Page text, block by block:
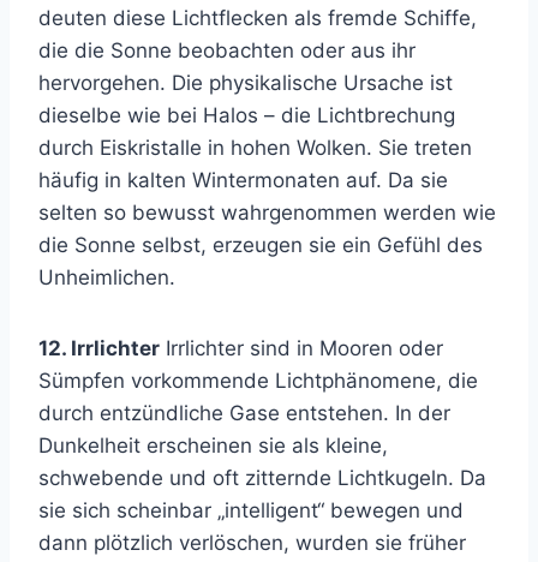
deuten diese Lichtflecken als fremde Schiffe,
die die Sonne beobachten oder aus ihr
hervorgehen. Die physikalische Ursache ist
dieselbe wie bei Halos – die Lichtbrechung
durch Eiskristalle in hohen Wolken. Sie treten
häufig in kalten Wintermonaten auf. Da sie
selten so bewusst wahrgenommen werden wie
die Sonne selbst, erzeugen sie ein Gefühl des
Unheimlichen.
12. Irrlichter Irrlichter sind in Mooren oder
Sümpfen vorkommende Lichtphänomene, die
durch entzündliche Gase entstehen. In der
Dunkelheit erscheinen sie als kleine,
schwebende und oft zitternde Lichtkugeln. Da
sie sich scheinbar „intelligent“ bewegen und
dann plötzlich verlöschen, wurden sie früher